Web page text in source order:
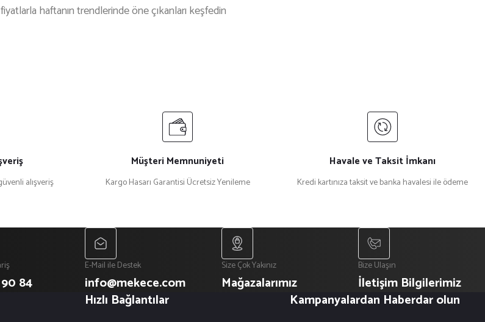
haftanın trendlerinde öne çıkanları keşfedin
alışveriş
Müşteri Memnuniyeti
Kargo Hasarı Garantisi Ücretsiz Yenileme
Havale ve Taksit İmkanı
Kredi kartınıza taksit ve banka havalesi ile ödeme
84
E-Mail ile Destek
info@mekece.com
Size Çok Yakınız
Mağazalarımız
Bize Ulaşın
İletişim Bilgilerimiz
Hızlı Bağlantılar Kampanyalardan Haberdar olun